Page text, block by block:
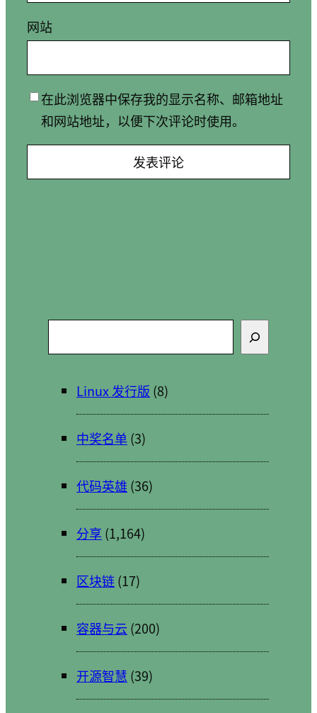
网站
在此浏览器中保存我的显示名称、邮箱地址
和网站地址，以便下次评论时使用。
索
Linux 发行版 (8)
中奖名单 (3)
代码英雄 (36)
分享 (1,164)
区块链(17)
容器与云 (200)
开源智慧 (39)